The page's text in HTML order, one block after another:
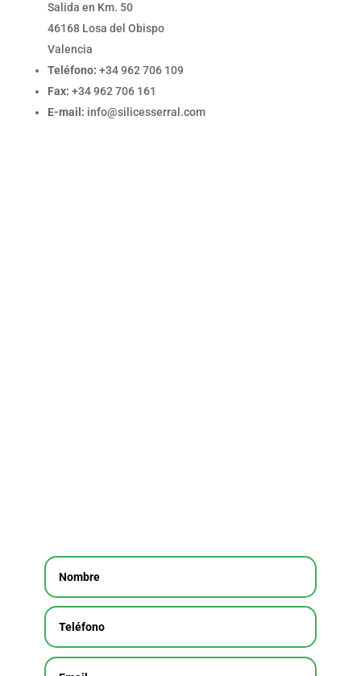
Salida en Km. 50
46168 Losa del Obispo
Valencia
Teléfono: +34 962 706 109
Fax: +34 962 706 161
E-mail: info@silicesserral.com